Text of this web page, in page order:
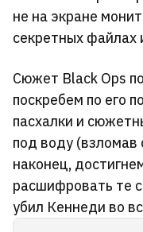
не на экране
секретных файлах
Сюжет Black Ops
поскребем по его
пасхалки и
под воду
наконец,
расшифровать те
убил Кеннеди во